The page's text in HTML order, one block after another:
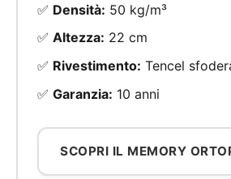
✅ Densità: 50 kg/m³
✅ Altezza: 22 cm
✅ Rivestimento: Tencel
✅ Garanzia: 10 anni
SCOPRI IL MEMORY